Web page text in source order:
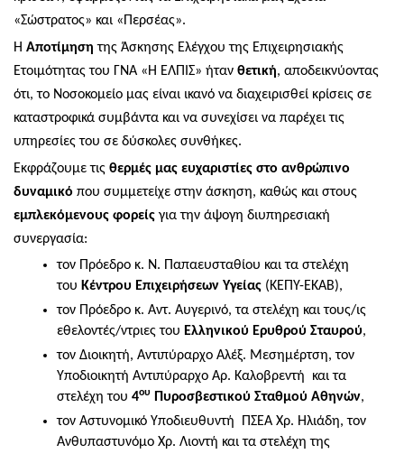
«Σώστρατος» και «Περσέας».
Η Αποτίμηση της Άσκησης Ελέγχου της Επιχειρησιακής
Ετοιμότητας του ΓΝΑ «Η ΕΛΠΙΣ» ήταν θετική, αποδεικνύοντας
ότι, το Νοσοκομείο μας είναι ικανό να διαχειρισθεί κρίσεις σε
καταστροφικά συμβάντα και να συνεχίσει να παρέχει τις
υπηρεσίες του σε δύσκολες συνθήκες.
Εκφράζουμε τις θερμές μας ευχαριστίες στο ανθρώπινο
δυναμικό που συμμετείχε στην άσκηση, καθώς και στους
εμπλεκόμενους φορείς για την άψογη διυπηρεσιακή
συνεργασία:
τον Πρόεδρο κ. Ν. Παπαευσταθίου και τα στελέχη
του Κέντρου Επιχειρήσεων Υγείας (ΚΕΠΥ-ΕΚΑΒ),
τον Πρόεδρο κ. Αντ. Αυγερινό, τα στελέχη και τους/ις
εθελοντές/ντριες του Ελληνικού Ερυθρού Σταυρού,
τον Διοικητή, Αντιπύραρχο Αλέξ. Μεσημέρτση, τον
Υποδιοικητή Αντιπύραρχο Αρ. Καλοβρεντή και τα
στελέχη του 4ου Πυροσβεστικού Σταθμού Αθηνών,
τον Αστυνομικό Υποδιευθυντή ΠΣΕΑ Χρ. Ηλιάδη, τον
Ανθυπαστυνόμο Χρ. Λιοντή και τα στελέχη της